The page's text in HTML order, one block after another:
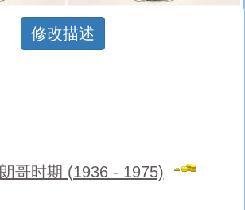
修改描述
哥时期 (1936 - 1975)